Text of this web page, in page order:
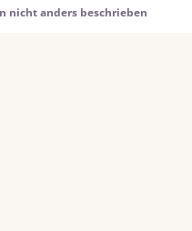
nicht anders beschrieben